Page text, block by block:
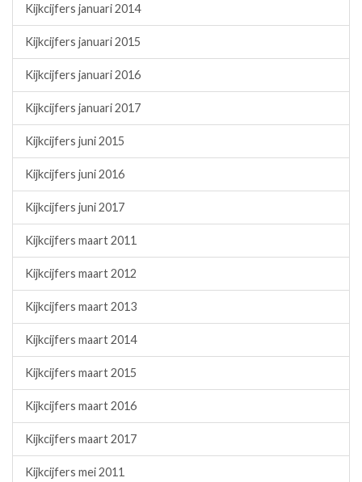
Kijkcijfers januari 2014
Kijkcijfers januari 2015
Kijkcijfers januari 2016
Kijkcijfers januari 2017
Kijkcijfers juni 2015
Kijkcijfers juni 2016
Kijkcijfers juni 2017
Kijkcijfers maart 2011
Kijkcijfers maart 2012
Kijkcijfers maart 2013
Kijkcijfers maart 2014
Kijkcijfers maart 2015
Kijkcijfers maart 2016
Kijkcijfers maart 2017
Kijkcijfers mei 2011